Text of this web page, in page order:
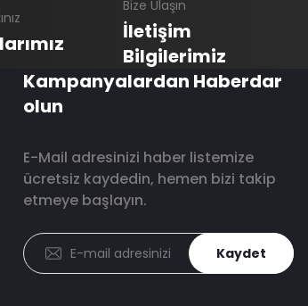
Bize Ulaşın
İletişim
Bilgilerimiz
Kampanyalardan Haberdar
olun
E-Mail adresinizi haber listemize
ücretsiz kaydedin, hemen bizi takip
etmeye başlayın.
Kaydet